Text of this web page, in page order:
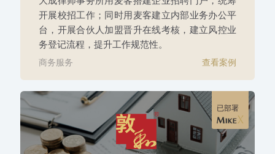
开展校招工作；同时用麦客建立内部业务办公平
台，开展合伙人加盟晋升在线考核，建立风控业
务登记流程，提升工作规范性。
商务服务 查看案例
已部署